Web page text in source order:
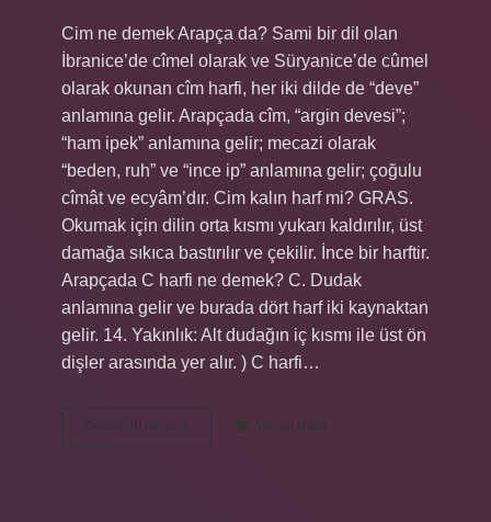
Cim ne demek Arapça da? Sami bir dil olan
İbranice’de cîmel olarak ve Süryanice’de cûmel
olarak okunan cîm harfi, her iki dilde de “deve”
anlamına gelir. Arapçada cîm, “argin devesi”;
“ham ipek” anlamına gelir; mecazi olarak
“beden, ruh” ve “ince ip” anlamına gelir; çoğulu
cîmât ve ecyâm’dır. Cim kalın harf mi? GRAS.
Okumak için dilin orta kısmı yukarı kaldırılır, üst
damağa sıkıca bastırılır ve çekilir. İnce bir harftir.
Arapçada C harfi ne demek? C. Dudak
anlamına gelir ve burada dört harf iki kaynaktan
gelir. 14. Yakınlık: Alt dudağın iç kısmı ile üst ön
dişler arasında yer alır. ) C harfi…
Devamını okuyun
Hangi
Yorum Bırak